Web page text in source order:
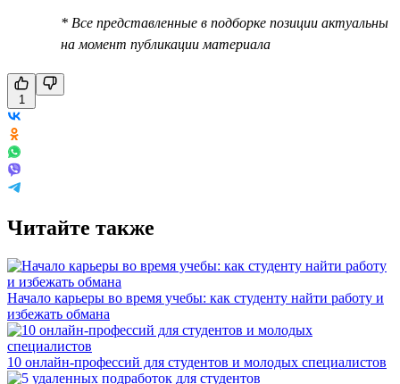
* Все представленные в подборке позиции актуальны
на момент публикации материала
1
Читайте также
Начало карьеры во время учебы: как студенту найти работу и
избежать обмана
10 онлайн-профессий для студентов и молодых специалистов